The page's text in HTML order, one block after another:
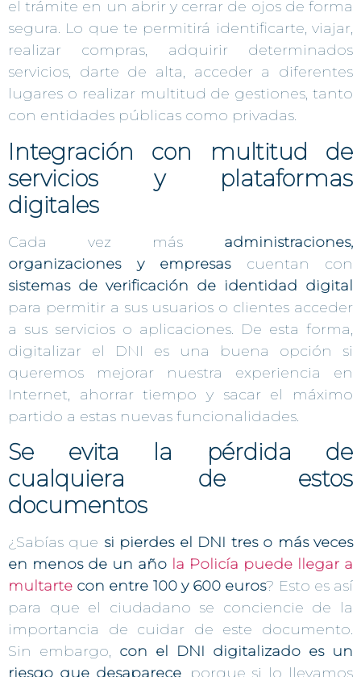
el trámite en un abrir y cerrar de ojos de forma
segura. Lo que te permitirá identificarte, viajar,
realizar compras, adquirir determinados
servicios, darte de alta, acceder a diferentes
lugares o realizar multitud de gestiones, tanto
con entidades públicas como privadas.
Integración con multitud de
servicios y plataformas
digitales
Cada vez más administraciones,
organizaciones y empresascuentan con
sistemas de verificación de identidad digital
para permitir a sus usuarios o clientes acceder
a sus servicios o aplicaciones. De esta forma,
digitalizar el DNI es una buena opción si
queremos mejorar nuestra experiencia en
Internet, ahorrar tiempo y sacar el máximo
partido a estas nuevas funcionalidades.
Se evita la pérdida de
cualquiera de estos
documentos
¿Sabías que si pierdes el DNI tres o más veces
en menos de un año la Policía puede llegar a
multarte con entre 100 y 600 euros? Esto es así
para que el ciudadano se conciencie de la
importancia de cuidar de este documento.
Sin embargo, con el DNI digitalizado es un
riesgo que desaparece, porque si lo llevamos